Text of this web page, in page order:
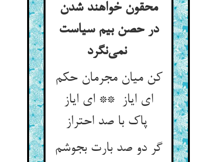
محقون خواهند شدن
در حصن بیم سیاست
نمی‌نگرد
کن میان مجرمان حکم
ای ایاز ** ای ایاز
گر دو صد بارت بجوشم